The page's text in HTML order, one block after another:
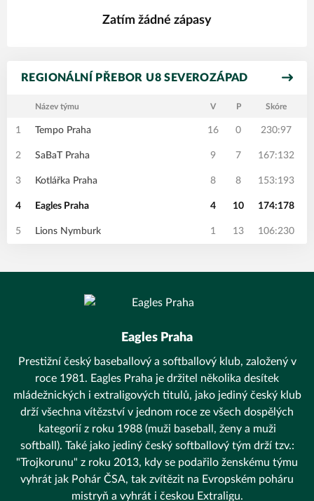
Zatím žádné zápasy
REGIONÁLNÍ PŘEBOR U8 SEVEROZÁPAD
Název týmu V P Skóre
1 Tempo Praha 16 0 230:97
2 SaBaT Praha 9 7 167:132
3 Kotlářka Praha 8 8 153:193
4 Eagles Praha 4 10 174:178
5 Lions Nymburk 1 13 106:230
Eagles Praha
Prestižní český baseballový a softballový klub, založený v
roce 1981. Eagles Praha je držitel několika desítek
mládežnických i extraligových titulů, jako jediný český klub
drží všechna vítězství v jednom roce ze všech dospělých
kategorií z roku 1988 (muži baseball, ženy a muži
softball). Také jako jediný český softballový tým drží tzv.:
"Trojkorunu" z roku 2013, kdy se podařilo ženskému týmu
vyhrát jak Pohár ČSA, tak zvítězit na Evropském poháru
mistryň a vyhrát i českou Extraligu.